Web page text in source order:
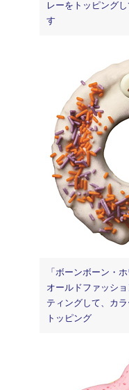
レーをトッピング
す
「ボーンボーン・
オールドファッシ
ティングして、カ
トッピング